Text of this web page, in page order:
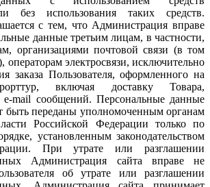
без использования таких средств.
с тем, что Администрация вправе
данные третьим лицам, в частности,
организациями почтовой связи (в том
операторам электросвязи, исключительно
заказа Пользователя, оформленного на
включая доставку Товара,
e-mail сообщений. Персональные данные
быть переданы уполномоченным органам
Российской Федерации только по
установленным законодательством
При утрате или разглашении
Администрация сайта вправе не
об утрате или разглашении